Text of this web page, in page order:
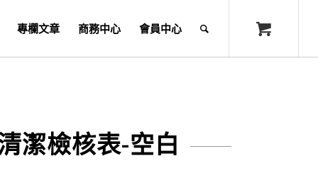
專欄文章 商務中心 會員中心
潔檢核表-空白